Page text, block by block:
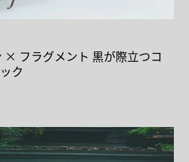
× フラグメント 黒が際立つコ
ク